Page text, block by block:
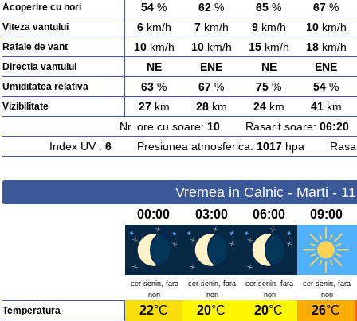
Acoperire cu nori 54 % 62 % 65 % 67 %
Viteza vantului 6km/h 7km/h 9km/h 10km/h
Rafale de vant 10km/h 10km/h 15km/h 18km/h
Directia vantului NE ENE NE ENE
Umiditatea relativa 63 % 67 % 75 % 54 %
Vizibilitate 27km 28km 24km 41km
Nr. ore cu soare: 10Rasarit soare: 06:20
Index UV : 6Presiunea atmosferica: 1017hpa
Vremea in Calnic - Marti -
00:00 03:00 06:00 09:00
cer senin, fara
nori
cer senin, fara
nori
cer senin, fara
nori
cer senin, fara
nori
Temperatura 22°C 20°C 20°C 26°C